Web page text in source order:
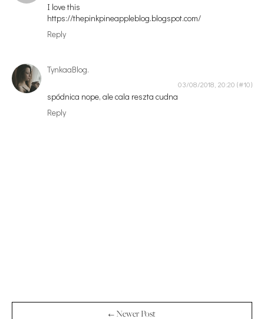
I love this
https://thepinkpineappleblog.blogspot.com/
Reply
TynkaaBlog.
03/08/2018, 20:20
spódnica nope, ale cala reszta cudna
Reply
← Newer Post